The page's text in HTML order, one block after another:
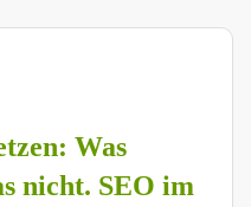
Was
nicht. SEO im